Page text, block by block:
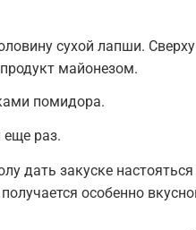
сухой лапши.
майонезом.
помидора.
еще раз.
дать закуске
особенно